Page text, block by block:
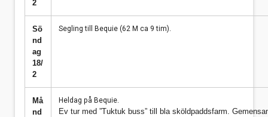
2
Sö
nd
ag
18/
2
Segling till Bequie (62 M ca 9 tim).
Må
nd
Heldag på Bequie.
Ev tur med ”Tuktuk buss” till bla sköldpaddsfarm.